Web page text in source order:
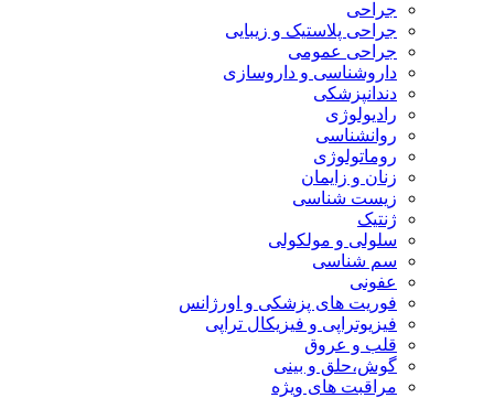
جراحی
جراحی پلاستیک و زیبایی
جراحی عمومی
داروشناسی و داروسازی
دندانپزشکی
رادیولوژی
روانشناسی
روماتولوژی
زنان و زایمان
زیست شناسی
ژنتیک
سلولی و مولکولی
سم شناسی
عفونی
فوریت های پزشکی و اورژانس
فیزیوتراپی و فیزیکال تراپی
قلب و عروق
گوش،حلق و بینی
مراقبت های ویژه